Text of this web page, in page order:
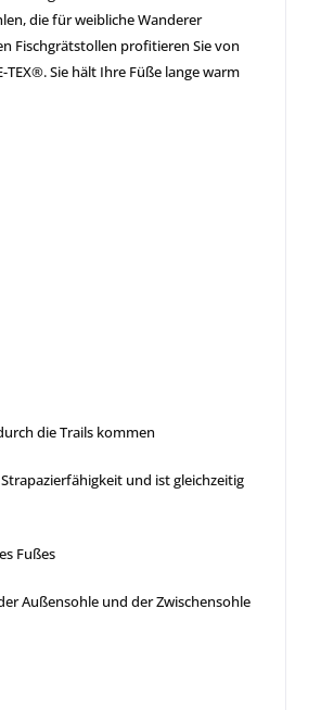
die für weibliche Wanderer
Fischgrätstollen profitieren Sie von
Sie hält Ihre Füße lange warm
die Trails kommen
und ist gleichzeitig
Fußes
Außensohle und der Zwischensohle